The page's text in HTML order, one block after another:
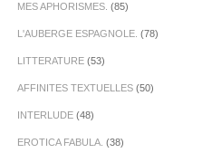
MES APHORISMES. (85)
L'AUBERGE ESPAGNOLE. (78)
LITTERATURE(53)
AFFINITES TEXTUELLES(50)
INTERLUDE(48)
EROTICA FABULA. (38)